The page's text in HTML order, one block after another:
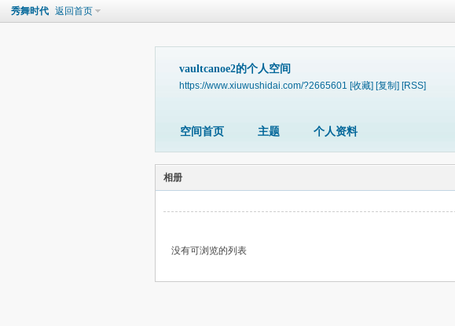
秀舞时代 返回首页
vaultcanoe2的个人空间
https://www.xiuwushidai.com/?2665601 [收藏] [复制] [RSS]
空间首页 主题 个人资料
相册
没有可浏览的列表